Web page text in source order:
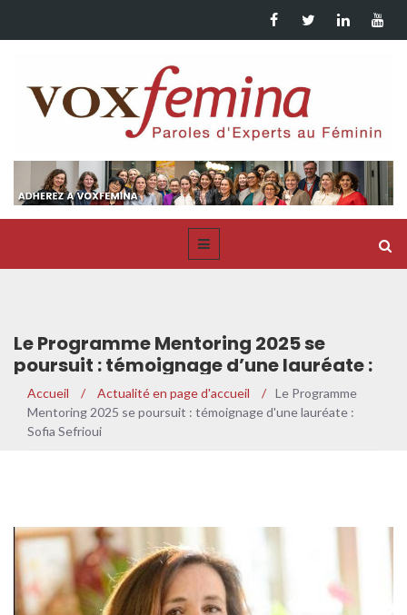
Le Programme Mentoring 2025 se
poursuit : témoignage d’une lauréate :
Sofia Sefrioui
Accueil / Actualité en page d'accueil / Le Programme
Mentoring 2025 se poursuit : témoignage d'une lauréate :
Sofia Sefrioui